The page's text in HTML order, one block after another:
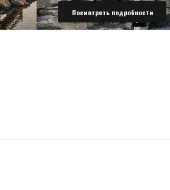
Посмотреть подробности